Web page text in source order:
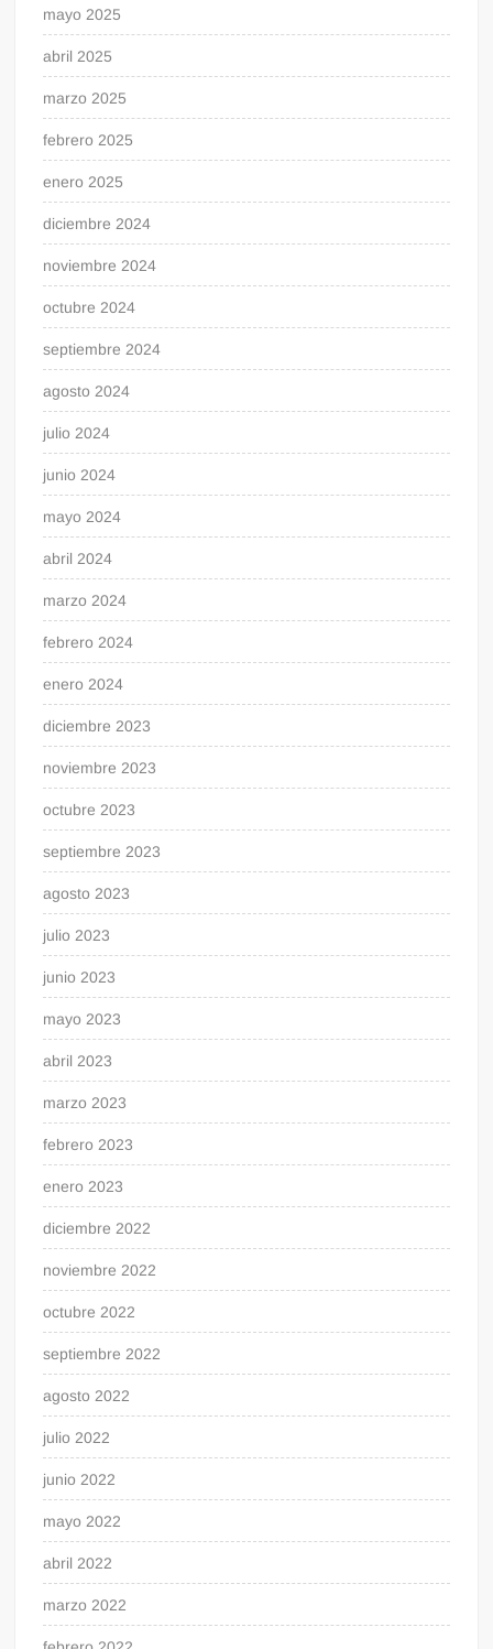
mayo 2025
abril 2025
marzo 2025
febrero 2025
enero 2025
diciembre 2024
noviembre 2024
octubre 2024
septiembre 2024
agosto 2024
julio 2024
junio 2024
mayo 2024
abril 2024
marzo 2024
febrero 2024
enero 2024
diciembre 2023
noviembre 2023
octubre 2023
septiembre 2023
agosto 2023
julio 2023
junio 2023
mayo 2023
abril 2023
marzo 2023
febrero 2023
enero 2023
diciembre 2022
noviembre 2022
octubre 2022
septiembre 2022
agosto 2022
julio 2022
junio 2022
mayo 2022
abril 2022
marzo 2022